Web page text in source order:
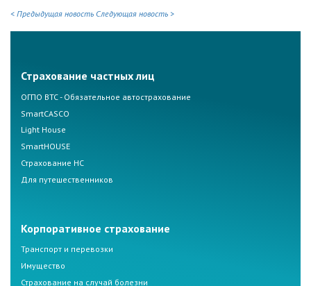
< Предыдущая новость Следующая новость >
Страхование частных лиц
ОГПО ВТС - Обязательное автострахование
SmartCASCO
Light House
SmartHOUSE
Страхование НС
Для путешественников
Корпоративное страхование
Транспорт и перевозки
Имущество
Страхование на случай болезни